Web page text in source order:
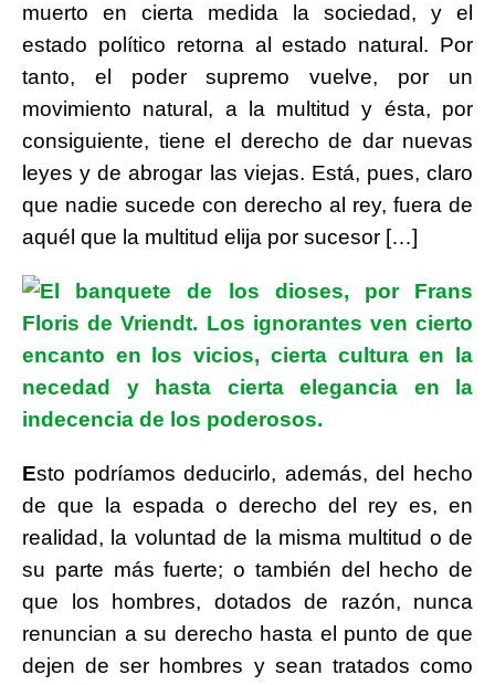
muerto en cierta medida la sociedad, y el
estado político retorna al estado natural. Por
tanto, el poder supremo vuelve, por un
movimiento natural, a la multitud y ésta, por
consiguiente, tiene el derecho de dar nuevas
leyes y de abrogar las viejas. Está, pues, claro
que nadie sucede con derecho al rey, fuera de
aquél que la multitud elija por sucesor […]
Esto podríamos deducirlo, además, del hecho
de que la espada o derecho del rey es, en
realidad, la voluntad de la misma multitud o de
su parte más fuerte; o también del hecho de
que los hombres, dotados de razón, nunca
renuncian a su derecho hasta el punto de que
dejen de ser hombres y sean tratados como